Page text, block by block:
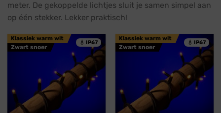
meter. De gekoppelde lichtjes sluit je samen simpel aan
op één stekker. Lekker praktisch!
💧 IP67
Klassiek warm wit
Zwart snoer
💧 IP67
Klassiek warm wit
Zwart snoer